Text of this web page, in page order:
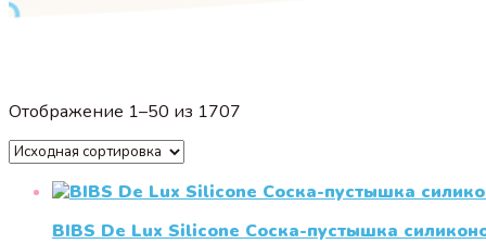
Отображение 1–50 из 1707
BIBS De Lux Silicone Соска-пустышка